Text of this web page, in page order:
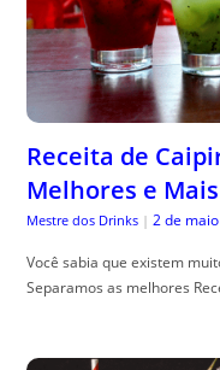
Receita de
Melhores e
Mestre dos Drinks | 2 de
Você sabia que existem
Separamos as melhores